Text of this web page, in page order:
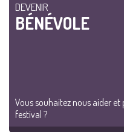
DEVENIR
BÉNÉVOLE
Vous souhaitez nous aider
festival ?